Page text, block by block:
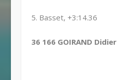
5. Basset, +3:14.36
36 166 GOIRAND Didier